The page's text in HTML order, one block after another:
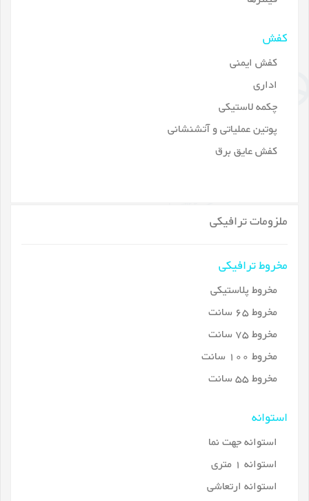
کفش
کفش ایمنی
اداری
چکمه لاستیکی
پوتین عملیاتی و آتشنشانی
کفش عایق برق
ملزومات ترافیکی
مخروط ترافیکی
مخروط پلاستیکی
مخروط 65 سانت
مخروط 75 سانت
مخروط 100 سانت
مخروط 55 سانت
استوانه
استوانه جهت نما
استوانه 1 متری
استوانه ارتعاشی